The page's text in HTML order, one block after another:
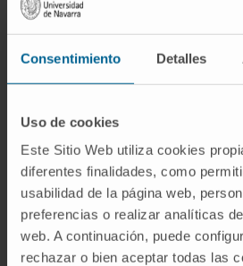
Consentimiento Detalles
Uso de cookies
Este Sitio Web utiliza cookies
diferentes finalidades, como
usabilidad de la página web,
preferencias o realizar analíticas
web. A continuación, puede
rechazar o bien aceptar todas las
effects of SGLT2 inhibitors
mass may lead to
creatinine-based eGFR and
misinterpretation of
framework, we suggest the
using cystatin C and/or
cystatin C-based eGFR for
practice in cardiorenal
accurately stratify CV risk
kidney and CV protective